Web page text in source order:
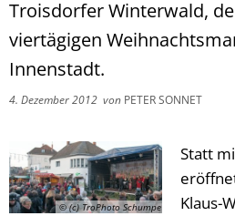
Troisdorfer Winterwald,
viertägigen
Innenstadt.
4. Dezember 2012 von PETER SONNET
© (c) TroPhoto Schumpe
Statt
Klaus-